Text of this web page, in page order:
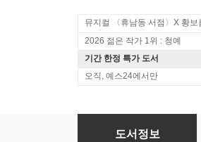
2026 젊은 작가 1위 : 청예
기간 한정 특가 도서
오직, 예스24에서만
도서정보